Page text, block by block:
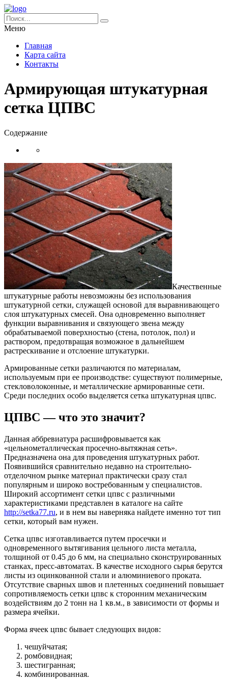
Меню
Главная
Карта сайта
Контакты
Армирующая штукатурная
сетка ЦПВС
Содержание
Качественные
штукатурные работы невозможны без использования
штукатурной сетки, служащей основой для выравнивающего
слоя штукатурных смесей. Она одновременно выполняет
функции выравнивания и связующего звена между
обрабатываемой поверхностью (стена, потолок, пол) и
раствором, предотвращая возможное в дальнейшем
растрескивание и отслоение штукатурки.
Армированные сетки различаются по материалам,
используемым при ее производстве: существуют полимерные,
стекловолоконные, и металлические армированные сети.
Среди последних особо выделяется сетка штукатурная цпвс.
ЦПВС — что это значит?
Данная аббревиатура расшифровывается как
«цельнометаллическая просечно-вытяжная сеть».
Предназначена она для проведения штукатурных работ.
Появившийся сравнительно недавно на строительно-
отделочном рынке материал практически сразу стал
популярным и широко востребованным у специалистов.
Широкий ассортимент сетки цпвс с различными
характеристиками представлен в каталоге на сайте
http://setka77.ru, и в нем вы наверняка найдете именно тот тип
сетки, который вам нужен.
Сетка цпвс изготавливается путем просечки и
одновременного вытягивания цельного листа металла,
толщиной от 0.45 до 6 мм, на специально сконструированных
станках, пресс-автоматах. В качестве исходного сырья берутся
листы из оцинкованной стали и алюминиевого проката.
Отсутствие сварных швов и плетенных соединений повышает
сопротивляемость сетки цпвс к сторонним механическим
воздействиям до 2 тонн на 1 кв.м., в зависимости от формы и
размера ячейки.
Форма ячеек цпвс бывает следующих видов:
чешуйчатая;
ромбовидная;
шестигранная;
комбинированная.